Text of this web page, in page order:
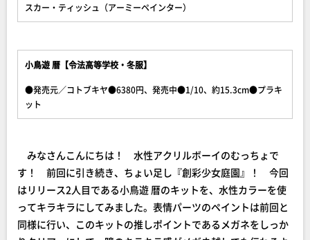
スカー・ティッシュ（アーミーペインター）
小鳥遊 暦【令法高等学校・冬服】
●発売元／コトブキヤ●6380円、発売中●1/10、約15.3cm●プラキ
ット
みなさんこんにちは！ 水性アクリルボーイのむっちょで
す！ 前回に引き続き、ちょい足し『創彩少女庭園』！ 今回
はリリース2人目である小鳥遊 暦のキットを、水性カラーを使
ってキラキラにしてみました。表情パーツのペイントは前回と
同様に行い、このキットの推しポイントであるメガネをしっか